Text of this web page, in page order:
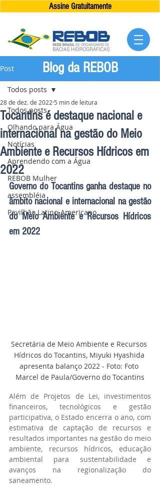
Assine Gratuitamente
Post
Todos posts
Olhando para Água
Notícias
Aprendendo com a Água
REBOB Mulher
assembléia
Pavilhão Latino-Americano
Todos posts
Tocantins é destaque nacional e
internacional na gestão do Meio
Ambiente e Recursos Hídricos em
2022
28 de dez. de 2022 5 min de leitura
Governo do Tocantins ganha destaque no
âmbito nacional e internacional na gestão
do Meio Ambiente e Recursos Hídricos
em 2022
Secretária de Meio Ambiente e Recursos
Hídricos do Tocantins, Miyuki Hyashida
apresenta balanço 2022 - Foto: Foto
Marcel de Paula/Governo do Tocantins
Além de Projetos de Lei, investimentos
financeiros, tecnológicos e gestão
participativa, o Estado encerra o ano, com
estimativa de captação de recursos e
resultados importantes na gestão do meio
ambiente, recursos hídricos, educação
ambiental para sustentabilidade e
avanços na regionalização do
saneamento.
Blog da REBOB